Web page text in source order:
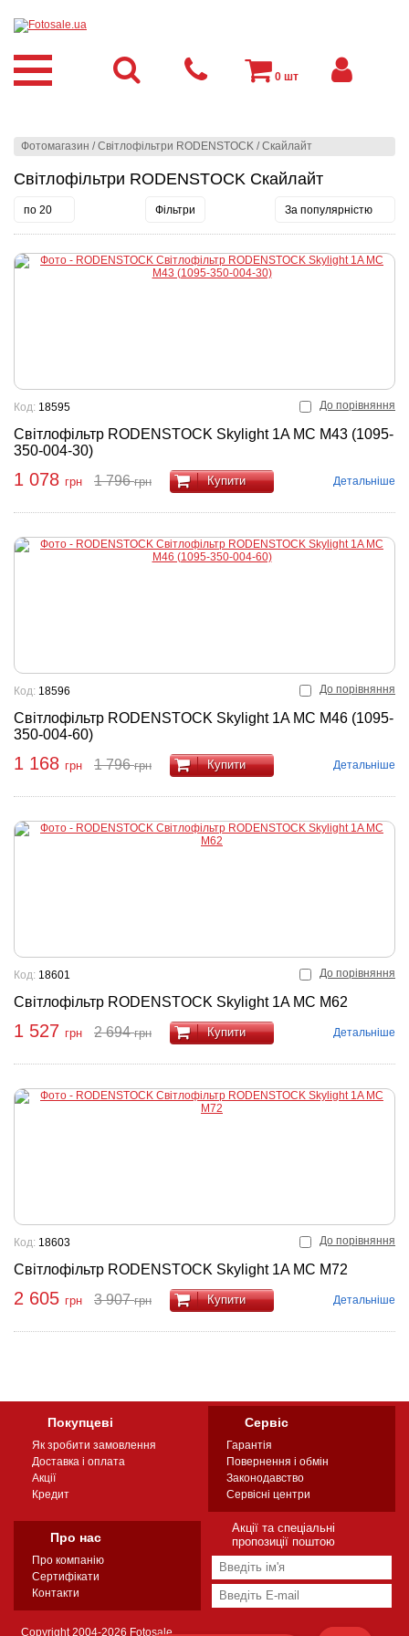
Фотомагазин /Світлофільтри RODENSTOCK /Скайлайт
Світлофільтри RODENSTOCK Скайлайт
по 20 Фільтри За популярністю
До порівняння
Світлофільтр RODENSTOCK Skylight 1A MC M43 (1095-
350-004-30)
Код: 18595
1 078 грн 1 796грн Купити Детальніше
До порівняння
Світлофільтр RODENSTOCK Skylight 1A MC M46 (1095-
350-004-60)
Код: 18596
1 168 грн 1 796грн Купити Детальніше
До порівняння
Світлофільтр RODENSTOCK Skylight 1A MC M62
Код: 18601
1 527 грн 2 694грн Купити Детальніше
До порівняння
Світлофільтр RODENSTOCK Skylight 1A MC M72
Код: 18603
2 605 грн 3 907грн Купити Детальніше
0 шт
Покупцеві
Як зробити замовлення
Доставка і оплата
Акції
Кредит
Сервіс
Гарантія
Повернення і обмін
Законодавство
Сервісні центри
Про нас
Про компанію
Сертифікати
Контакти
Акції та спеціальні
пропозиції поштою
Copyright 2004-2026 Fotosale